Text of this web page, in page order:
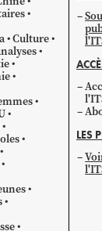
Culture
LES